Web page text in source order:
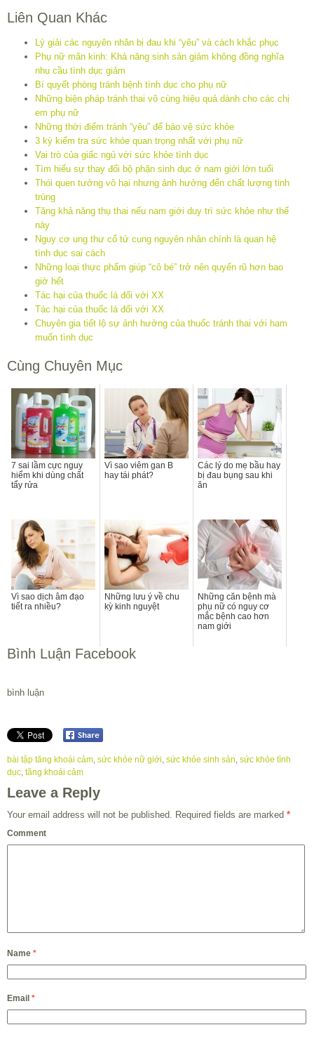
Liên Quan Khác
Lý giải các nguyên nhân bị đau khi “yêu” và cách khắc phục
Phụ nữ mãn kinh: Khả năng sinh sản giảm không đồng nghĩa
nhu cầu tình dục giảm
Bí quyết phòng tránh bệnh tình dục cho phụ nữ
Những biện pháp tránh thai vô cùng hiệu quả dành cho các chị
em phụ nữ
Những thời điểm tránh “yêu” để bảo vệ sức khỏe
3 kỳ kiểm tra sức khỏe quan trọng nhất với phụ nữ
Vai trò của giấc ngủ với sức khỏe tình dục
Tìm hiểu sự thay đổi bộ phận sinh dục ở nam giới lớn tuổi
Thói quen tưởng vô hại nhưng ảnh hưởng đến chất lượng tinh
trùng
Tăng khả năng thụ thai nếu nam giới duy trì sức khỏe như thế
này
Nguy cơ ung thư cổ tử cung nguyên nhân chính là quan hệ
tình dục sai cách
Những loại thực phẩm giúp “cô bé” trở nên quyến rũ hơn bao
giờ hết
Tác hại của thuốc lá đối với XX
Tác hại của thuốc lá đối với XX
Chuyên gia tiết lộ sự ảnh hưởng của thuốc tránh thai với ham
muốn tình dục
Cùng Chuyên Mục
7 sai lầm cực nguy
hiểm khi dùng chất
tẩy rửa
Vì sao viêm gan B
hay tái phát?
Các lý do mẹ bầu hay
bị đau bụng sau khi
ăn
Vì sao dịch âm đạo
tiết ra nhiều?
Những lưu ý về chu
kỳ kinh nguyệt
Những căn bệnh mà
phụ nữ có nguy cơ
mắc bệnh cao hơn
nam giới
Bình Luận Facebook
bình luận
bài tập tăng khoái cảm sức khỏe nữ giới sức khỏe sinh sản sức khỏe tình
dục tăng khoái cảm
Leave a Reply
Your email address will not be published. Required fields are marked *
Comment
Name *
Email *